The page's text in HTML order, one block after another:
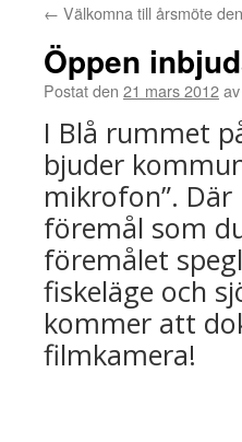
← Välkomna till årsmöte
Öppen
Postat den 21 mars 2012av
I Blå rummet
bjuder
mikrofon”.
föremål som
föremålet
fiskeläge och
kommer att
filmkamera!